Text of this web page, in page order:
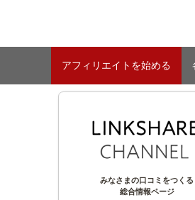
アフィリエイトを始める
みなさまの口コミをつくる
総合情報ページ